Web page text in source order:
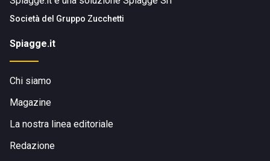
Società del Gruppo Zucchetti
Spiagge.it
Chi siamo
Magazine
La nostra linea editoriale
Redazione